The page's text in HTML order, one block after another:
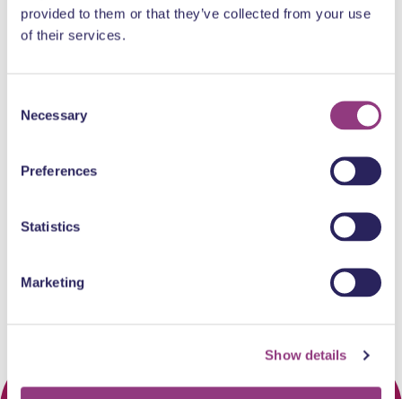
provided to them or that they’ve collected from your use
of their services.
Selection
Necessary
Preferences
Statistics
Marketing
Show details
Biesbosch Fluistervaartocht Biesbosch
Rondvaarten